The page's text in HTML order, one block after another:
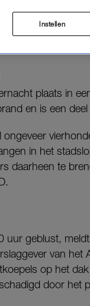
Het aantal
plaats in
en is een
ongeveer
in het
daarheen te
uur geblust,
van
op het
door het
Instellen